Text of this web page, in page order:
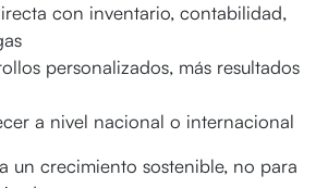
con inventario, contabilidad,
personalizados, más resultados
a nivel nacional o internacional
un crecimiento sostenible, no para